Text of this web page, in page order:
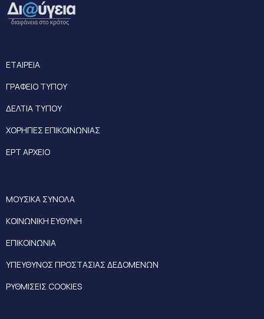
ΕΤΑΙΡΕΙΑ
ΓΡΑΦΕΙΟ ΤΥΠΟΥ
ΔΕΛΤΙΑ ΤΥΠΟΥ
ΧΟΡΗΓΙΕΣ ΕΠΙΚΟΙΝΩΝΙΑΣ
ΕΡΤ ΑΡΧΕΙΟ
ΜΟΥΣΙΚΑ ΣΥΝΟΛΑ
ΚΟΙΝΩΝΙΚΗ ΕΥΘΥΝΗ
ΕΠΙΚΟΙΝΩΝΙΑ
ΥΠΕΥΘΥΝΟΣ ΠΡΟΣΤΑΣΙΑΣ ΔΕΔΟΜΕΝΩΝ
ΡΥΘΜΙΣΕΙΣ COOKIES